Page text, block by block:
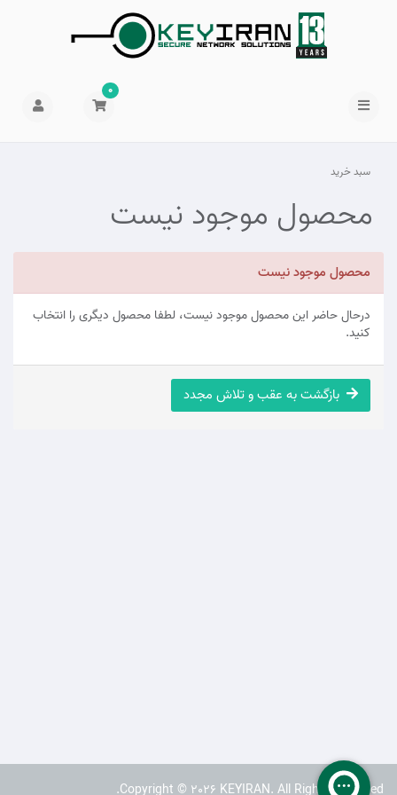
0
سبد خرید
محصول موجود نیست
محصول موجود نیست
درحال حاضر این محصول موجود نیست، لطفا محصول دیگری را انتخاب
کنید.
بازگشت به عقب و تلاش مجدد
Copyright © 2026 KEYIRAN. All Rights Reserved.